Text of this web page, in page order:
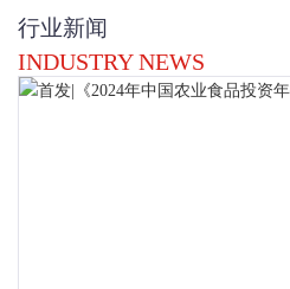
行业新闻
INDUSTRY NEWS